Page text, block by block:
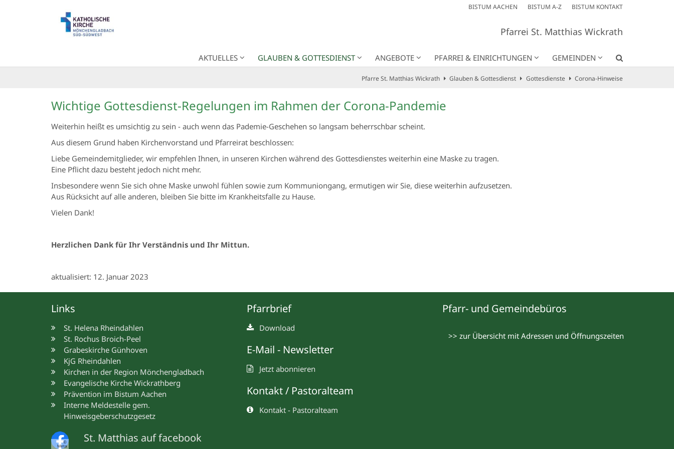
BISTUM AACHEN BISTUM A-Z BISTUM KONTAKT
Pfarrei St. Matthias Wickrath
AKTUELLES GLAUBEN & GOTTESDIENST ANGEBOTE PFARREI & EINRICHTUNGEN GEMEINDEN
Pfarre St. Matthias Wickrath Glauben & Gottesdienst Gottesdienste Corona-Hinweise
Wichtige Gottesdienst-Regelungen im Rahmen der Corona-Pandemie
Weiterhin heißt es umsichtig zu sein - auch wenn das Pademie-Geschehen so langsam beherrschbar scheint.
Aus diesem Grund haben Kirchenvorstand und Pfarreirat beschlossen:
Liebe Gemeindemitglieder, wir empfehlen Ihnen, in unseren Kirchen während des Gottesdienstes weiterhin eine Maske zu tragen.
Eine Pflicht dazu besteht jedoch nicht mehr.
Insbesondere wenn Sie sich ohne Maske unwohl fühlen sowie zum Kommuniongang, ermutigen wir Sie, diese weiterhin aufzusetzen.
Aus Rücksicht auf alle anderen, bleiben Sie bitte im Krankheitsfalle zu Hause.
Vielen Dank!
Herzlichen Dank für Ihr Verständnis und Ihr Mittun.
aktualisiert: 12. Januar 2023
Links
St. Helena Rheindahlen
St. Rochus Broich-Peel
Grabeskirche Günhoven
KjG Rheindahlen
Kirchen in der Region Mönchengladbach
Evangelische Kirche Wickrathberg
Prävention im Bistum Aachen
Interne Meldestelle gem.
Hinweisgeberschutzgesetz
©
Meta
St. Matthias auf facebook
Pfarrbrief
Download
E-Mail - Newsletter
Jetzt abonnieren
Kontakt / Pastoralteam
Kontakt - Pastoralteam
Pfarr- und Gemeindebüros
>> zur Übersicht mit Adressen und Öffnungszeiten